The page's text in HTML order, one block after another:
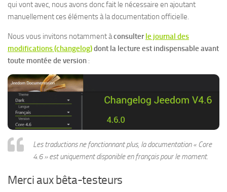
qui vont avec, nous avons donc fait le nécessaire en ajoutant
manuellement ces éléments à la documentation officielle.
Nous vous invitons notamment àconsulter le journal des
modifications (changelog)dont la lecture est indispensable avant
toute montée de version :
Les traductions ne fonctionnant plus, la documentation « Core
4.6 » est uniquement disponible en français pour le moment.
Merci aux bêta-testeurs